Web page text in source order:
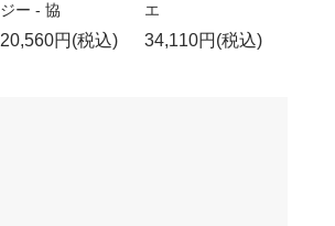
ジー - 協
20,560円(税込)
エ
34,110円(税込)